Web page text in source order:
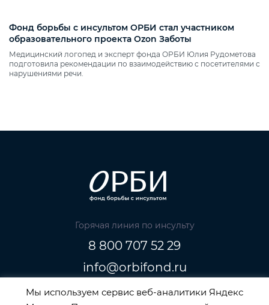
Фонд борьбы с инсультом ОРБИ стал участником
образовательного проекта Ozon Заботы
Медицинский логопед и эксперт фонда ОРБИ Юлия Рудометова
подготовила рекомендации по взаимодействию с посетителями с
нарушениями речи.
Горячая линия по инсульту
8 800 707 52 29
info@orbifond.ru
Мы используем сервис веб-аналитики Яндекс